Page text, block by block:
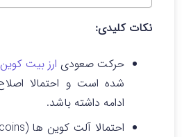
نکات کلیدی:
حرکت صعودی ارز بیت‌ کوین
ادامه داشته باشد.
احتمالا آلت کوین ها (altcoins) از